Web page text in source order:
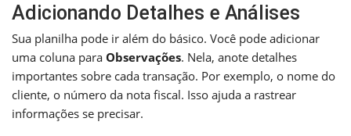
Adicionando Detalhes e Análises
Sua planilha pode ir além do básico. Você pode adicionar
uma coluna para Observações. Nela, anote detalhes
importantes sobre cada transação. Por exemplo, o nome do
cliente, o número da nota fiscal. Isso ajuda a rastrear
informações se precisar.